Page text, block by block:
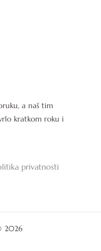
a naš tim
kratkom roku i
privatnosti
2026